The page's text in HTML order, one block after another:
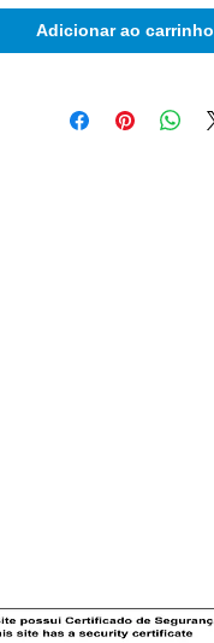
Adicionar ao carrinho